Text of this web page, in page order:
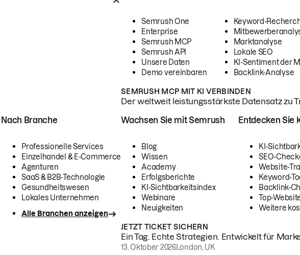
Semrush One
Enterprise
Semrush MCP
Semrush API
Unsere Daten
Demo vereinbaren
Keyword-
Marktanalyse
Lokale SEO
KI-Sentiment der
Backlink-Analyse
SEMRUSH MCP MIT KI VERBINDEN
Der weltweit leistungsstärkste Datensatz zu
Nach Branche
Professionelle Services
Einzelhandel & E-Commerce
Agenturen
SaaS & B2B-Technologie
Gesundheitswesen
Lokales Unternehmen
Alle Branchen anzeigen
Wachsen Sie mit Semrush
Blog
Wissen
Academy
Erfolgsberichte
KI-Sichtbarkeitsindex
Webinare
Neuigkeiten
Entdecken Sie
KI-
SEO-
Website-
Keyword-
Backlink-
Top-
Weitere
JETZT TICKET SICHERN
Ein Tag. Echte Strategien. Entwickelt für
13. Oktober 2026London, UK